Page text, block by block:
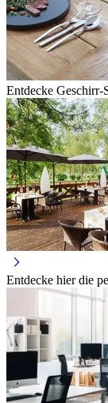
Entdecke Geschirr-
Entdecke hier die